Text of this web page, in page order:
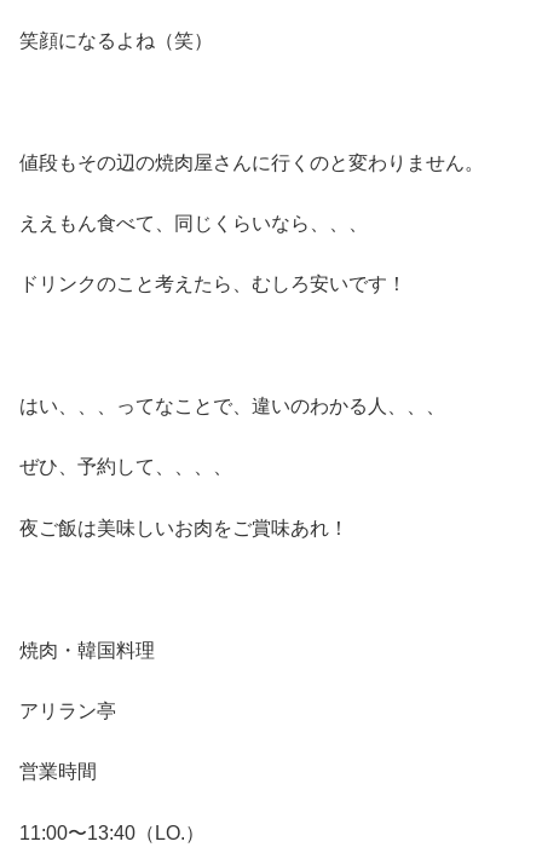
笑顔になるよね（笑）
値段もその辺の焼肉屋さんに行くのと変わりません。
ええもん食べて、同じくらいなら、、、
ドリンクのこと考えたら、むしろ安いです！
はい、、、ってなことで、違いのわかる人、、、
ぜひ、予約して、、、、
夜ご飯は美味しいお肉をご賞味あれ！
焼肉・韓国料理
アリラン亭
営業時間
11:00〜13:40（LO.）